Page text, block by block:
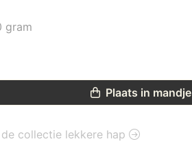
gram
Plaats in mandje
collectie lekkere hap